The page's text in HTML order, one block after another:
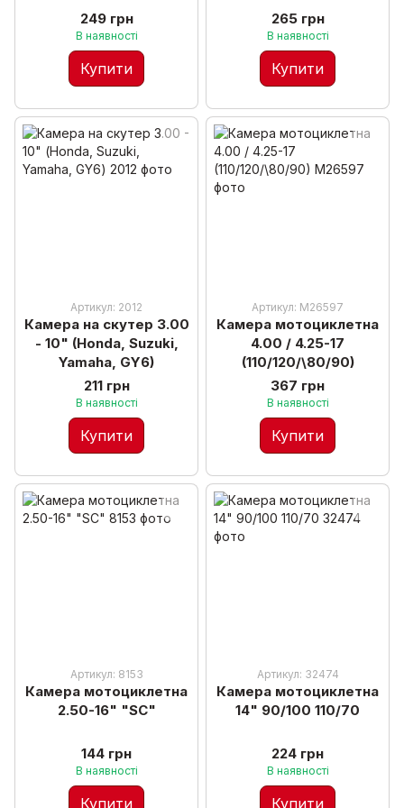
249 грн
В наявності
Купити
265 грн
В наявності
Купити
Артикул: 2012
Камера на скутер 3.00
- 10" (Honda, Suzuki,
Yamaha, GY6)
211 грн
В наявності
Купити
Артикул: М26597
Камера мотоциклетна
4.00 / 4.25-17
(110/120/\80/90)
367 грн
В наявності
Купити
Артикул: 8153
Камера мотоциклетна
2.50-16" "SC"
144 грн
В наявності
Купити
Артикул: 32474
Камера мотоциклетна
14" 90/100 110/70
224 грн
В наявності
Купити